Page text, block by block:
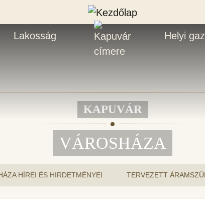
Lakosság Helyi
KAPUVÁR
VÁROSHÁZA
HÍREI ÉS HIRDETMÉNYEI TERVEZETT